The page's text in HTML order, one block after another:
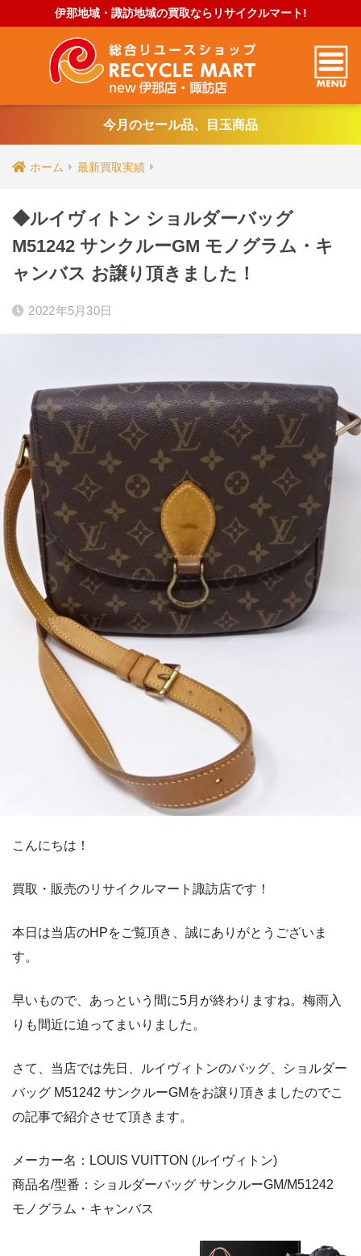
伊那地域・諏訪地域の買取ならリサイクルマート!
今月のセール品、目玉商品
ホーム 最新買取実績
◆ルイヴィトン ショルダーバッグ
M51242 サンクルーGM モノグラム・キ
ャンバス お譲り頂きました！
2022年5月30日
こんにちは！
買取・販売のリサイクルマート諏訪店です！
本日は当店のHPをご覧頂き、誠にありがとうございま
す。
早いもので、あっという間に5月が終わりますね。梅雨入
りも間近に迫ってまいりました。
さて、当店では先日、ルイヴィトンのバッグ、ショルダー
バッグ M51242 サンクルーGMをお譲り頂きましたのでこ
の記事で紹介させて頂きます。
メーカー名：LOUIS VUITTON (ルイヴィトン)
商品名/型番：ショルダーバッグ サンクルーGM/M51242
モノグラム・キャンバス